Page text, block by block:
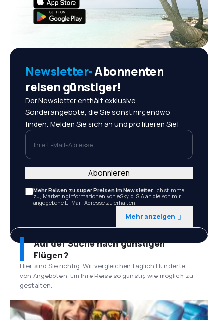
Newsletter-Abonnenten
reisen günstiger!
Der Newsletter enthält exklusive
Sonderangebote, die Sie sonst nirgendwo
finden. Melden Sie sich an und profitieren Sie!
Ihre E-Mail-Adresse
Mehr Reisen zu super Preisen im Newsletter. Ich stimme
zu, Marketinginformationen von eSky.pl S.A an die von mir
angegebene E-Mail-Adresse zu erhalten.
Mehr anzeigen
Abonnieren
Auf der Suche nach günstigen
Flügen?
Hier sind Sie richtig. Wir vergleichen täglich Hunderte
von Angeboten, um Ihre Reise so günstig wie möglich zu
gestalten.